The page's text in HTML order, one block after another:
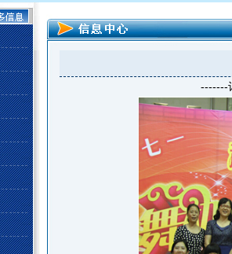
-------记物流中心参